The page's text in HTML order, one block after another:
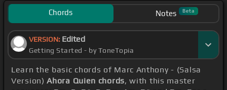
Chords Notes Beta
VERSION: Edited
Getting Started - by ToneTopia
Learn the basic chords of Marc Anthony - (Salsa
Version)Ahora Quien chords, with this master